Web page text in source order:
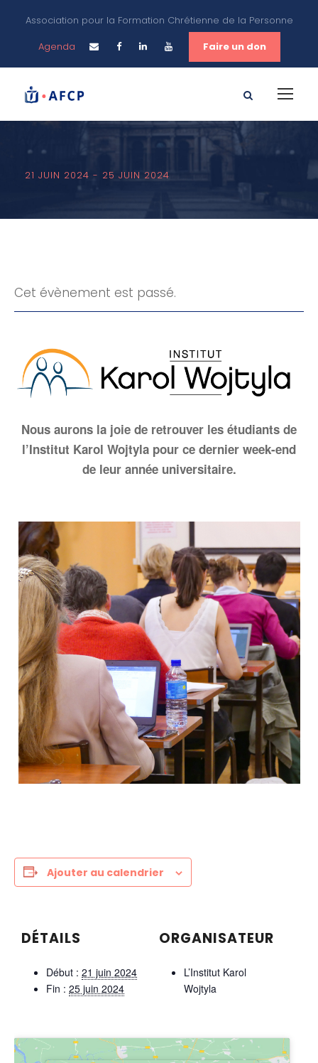
Association pour la Formation Chrétienne de la Personne
Agenda
Faire un don
21 JUIN 2024 - 25 JUIN 2024
Cet évènement est passé.
Nous aurons la joie de retrouver les étudiants de
l’Institut Karol Wojtyla pour ce dernier week-end
de leur année universitaire.
Ajouter au calendrier
DÉTAILS
Début : 21 juin 2024
Fin : 25 juin 2024
ORGANISATEUR
L’Institut Karol
Wojtyla